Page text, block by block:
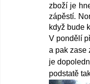
zboží je
zápěstí.
když bude
V pondělí
a pak zase
je
podstatě